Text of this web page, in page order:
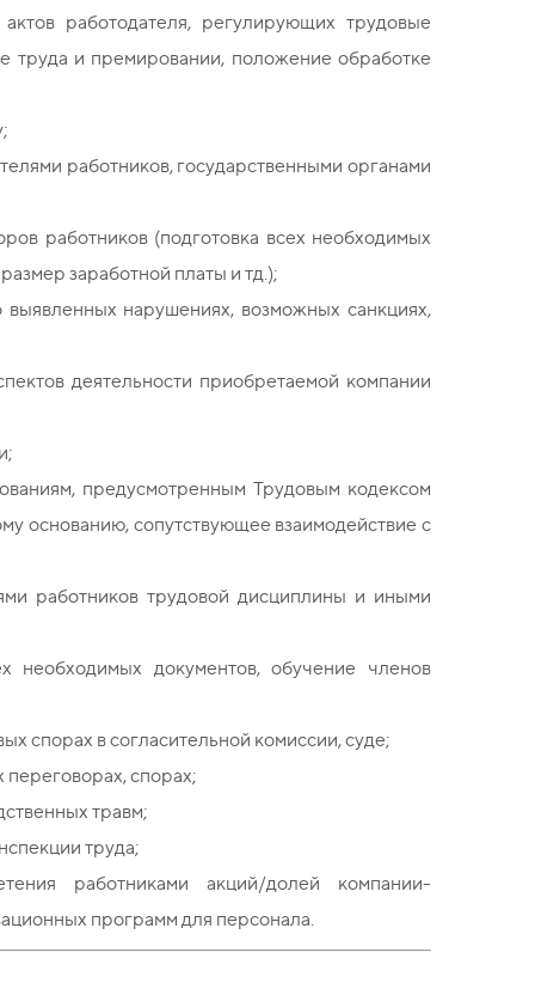
работодателя, регулирующих трудовые
труда и премировании, положение обработке
работников, государственными органами
работников (подготовка всех необходимых
заработной платы и тд.);
нарушениях, возможных санкциях,
деятельности приобретаемой компании
предусмотренным Трудовым кодексом
основанию, сопутствующее взаимодействие с
работников трудовой дисциплины и иными
необходимых документов, обучение членов
спорах в согласительной комиссии, суде;
спорах;
травм;
труда;
работниками акций/долей компании-
программ для персонала.